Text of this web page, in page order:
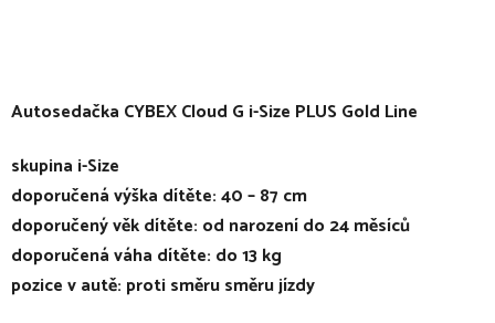
Autosedačka CYBEX Cloud G i-Size PLUS Gold Line
skupina i-Size
doporučená výška dítěte: 40 – 87 cm
doporučený věk dítěte: od narození do 24 měsíců
doporučená váha dítěte: do 13 kg
pozice v autě: proti směru směru jízdy